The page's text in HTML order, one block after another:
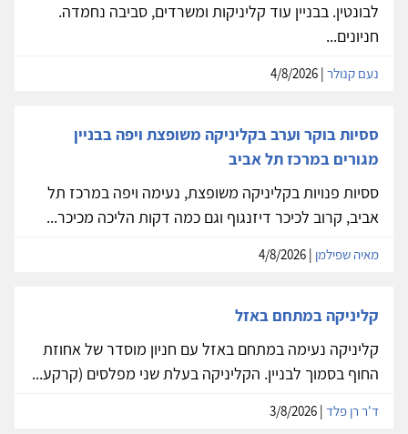
לבונטין. בבניין עוד קליניקות ומשרדים, סביבה נחמדה.
חניונים...
נעם קנולר
ססיות בוקר וערב בקליניקה משופצת ויפה בבניין
מגורים במרכז תל אביב
ססיות פנויות בקליניקה משופצת, נעימה ויפה במרכז תל
אביב, קרוב לכיכר דיזנגוף וגם כמה דקות הליכה מכיכר...
מאיה שפילמן
קליניקה במתחם באזל
קליניקה נעימה במתחם באזל עם חניון מוסדר של אחוזת
החוף בסמוך לבניין. הקליניקה בעלת שני מפלסים (קרקע...
ד'ר רן פלד